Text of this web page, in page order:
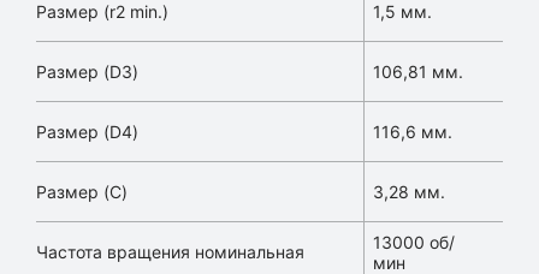
Размер (r2 min.) 1,5 мм.
Размер (D3) 106,81 мм.
Размер (D4) 116,6 мм.
Размер (C) 3,28 мм.
Частота вращения номинальная
13000 об/
мин